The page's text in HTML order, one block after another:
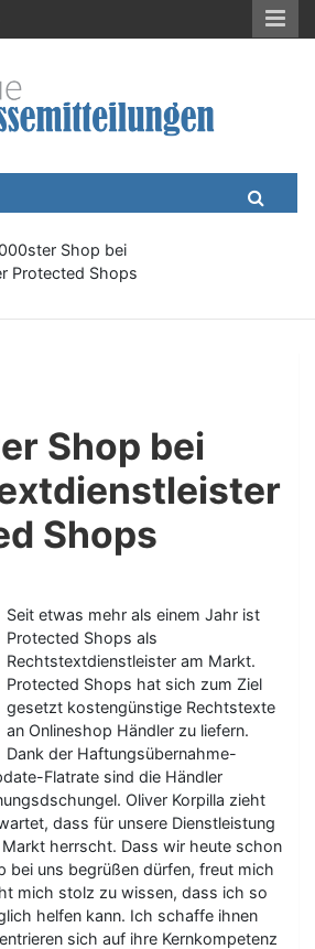
News, Meldungen, Wirtschaft
Shop bei
Protected Shops
Shop bei
Shops
Seit etwas mehr als einem Jahr ist
Protected Shops als
Rechtstextdienstleister am Markt.
Protected Shops hat sich zum Ziel
gesetzt kostengünstige Rechtstexte
an Onlineshop Händler zu liefern.
Dank der Haftungsübernahme-
Flatrate sind die Händler
Oliver Korpilla zieht
dass für unsere Dienstleistung
herrscht. Dass wir heute schon
bei uns begrüßen dürfen, freut mich
mich stolz zu wissen, dass ich so
helfen kann. Ich schaffe ihnen
sich auf ihre Kernkompetenz